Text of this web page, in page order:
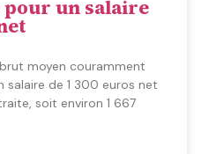
un salaire
moyen couramment
de 1 300 euros net
soit environ 1 667